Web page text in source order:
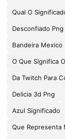
Qual O
Desconfiado Png
Bandeira Mexico
O Que Significa
Da Twitch Para
Delicia 3d Png
Azul Significado
Que Representa